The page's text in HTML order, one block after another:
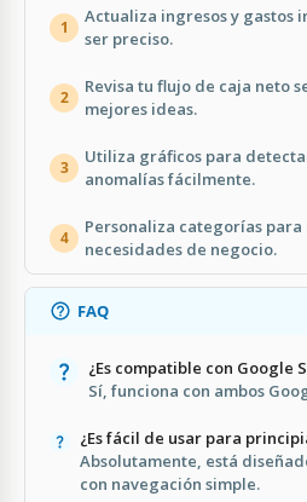
1
Actualiza ingresos y gastos
ser preciso.
2
Revisa tu flujo de caja neto
mejores ideas.
3
Utiliza gráficos para
anomalías fácilmente.
4
Personaliza categorías
necesidades de negocio.
FAQ
¿Es compatible con Google
Sí, funciona con ambos
¿Es fácil de usar para
Absolutamente, está
con navegación simple.